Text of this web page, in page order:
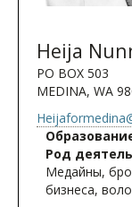
Heija
PO BOX 503
MEDINA, WA
Род
Медайны,
бизнеса,